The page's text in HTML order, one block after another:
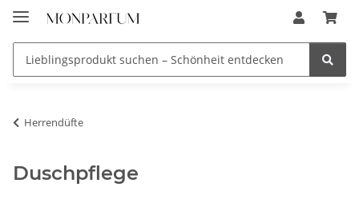
Herrendüfte
Duschpflege